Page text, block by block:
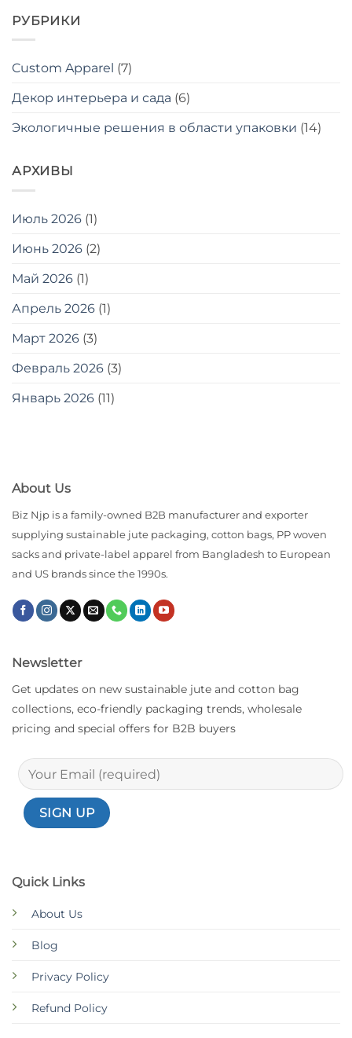
РУБРИКИ
Custom Apparel (7)
Декор интерьера и сада (6)
Экологичные решения в области упаковки (14)
АРХИВЫ
Июль 2026 (1)
Июнь 2026 (2)
Май 2026 (1)
Апрель 2026 (1)
Март 2026 (3)
Февраль 2026 (3)
Январь 2026 (11)
About Us
Biz Njp is a family-owned B2B manufacturer and exporter
supplying sustainable jute packaging, cotton bags, PP woven
sacks and private-label apparel from Bangladesh to European
and US brands since the 1990s.
Quick Links
About Us
Blog
Privacy Policy
Refund Policy
Newsletter
Get updates on new sustainable jute and cotton bag
collections, eco-friendly packaging trends, wholesale
pricing and special offers for B2B buyers